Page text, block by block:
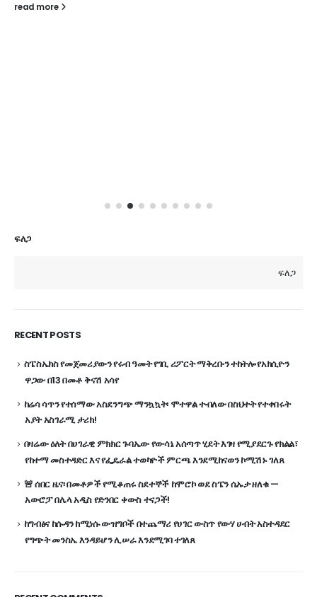
read more
ፍለጋ
ፍለጋ
RECENT POSTS
ስፔስኤክስ የመጀመሪያውን የሩብ ዓመት የገቢ ሪፖርት ማቅረቡን ተከትሎ የአክሲዮን
ዋጋው በ13 በመቶ ቅናሽ አሳየ
ከሬሳ ሳጥን የተሰማው አስደንግጭ ማንኳኳት፡ ሞተዋል ተብለው በስህተት የተቀበሩት
አያት አስገራሚ ታሪክ!
በዛሬው ዕለት በሀገራዊ ምክክር ጉባኤው የውሳኔ አሰጣጥ ሂደት እገዛ የሚያደርጉ የክልል፣
የከተማ መስተዳድር እና የፌዴራል ተወካዮች ምርጫ እንደሚከናወን ኮሚሽኑ ገለጸ
🚨 ሰበር ዜና፡ በመቶዎች የሚቆጠሩ ስደተኞች ከሞሮኮ ወደ ስፔን ሴኡታ ዘለቁ —
አውሮፓ በሌላ አዲስ የድንበር ቀውስ ተናጋች!
ከግብፅና ከሱዳን ከሚነሱ ውዝግቦች በተጨማሪ የሀገር ውስጥ የውሃ ሀብት አስተዳደር
የግጭት መንስኤ እንዳይሆን ሊሠራ እንደሚገባ ተገለጸ